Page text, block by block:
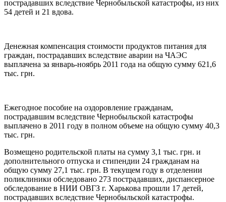
пострадавших вследствие Чернобыльской катастрофы, из них
54 детей и 21 вдова.
Денежная компенсация стоимости продуктов питания для
граждан, пострадавших вследствие аварии на ЧАЭС
выплачена за январь-ноябрь 2011 года на общую сумму 621,6
тыс. грн.
Ежегодное пособие на оздоровление гражданам,
пострадавшим вследствие Чернобыльской катастрофы
выплачено в 2011 году в полном объеме на общую сумму 40,3
тыс. грн.
Возмещено родительской платы на сумму 3,1 тыс. грн. и
дополнительного отпуска и стипендии 24 гражданам на
общую сумму 27,1 тыс. грн. В текущем году в отделении
поликлиники обследовано 273 пострадавших, диспансерное
обследование в НИИ ОВГЗ г. Харькова прошли 17 детей,
пострадавших вследствие Чернобыльской катастрофы.